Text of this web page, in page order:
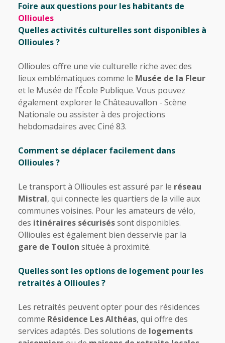
Foire aux questions pour les habitants de
Ollioules
Quelles activités culturelles sont disponibles à
Ollioules ?
Ollioules offre une vie culturelle riche avec des
lieux emblématiques comme le Musée de la Fleur
et le Musée de l’École Publique. Vous pouvez
également explorer le Châteauvallon - Scène
Nationale ou assister à des projections
hebdomadaires avec Ciné 83.
Comment se déplacer facilement dans
Ollioules ?
Le transport à Ollioules est assuré par le réseau
Mistral, qui connecte les quartiers de la ville aux
communes voisines. Pour les amateurs de vélo,
des itinéraires sécuriséssont disponibles.
Ollioules est également bien desservie par la
gare de Toulon située à proximité.
Quelles sont les options de logement pour les
retraités à Ollioules ?
Les retraités peuvent opter pour des résidences
comme Résidence Les Althéas, qui offre des
services adaptés. Des solutions de logements